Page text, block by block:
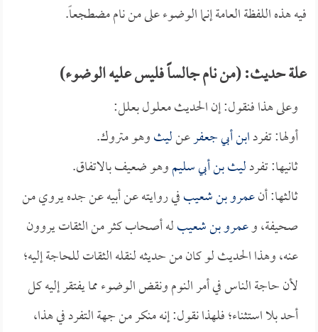
فيه هذه اللفظة العامة إنما الوضوء على من نام مضطجعاً.
علة حديث: (من نام جالساً فليس عليه الوضوء)
وعلى هذا فنقول: إن الحديث معلول بعلل:
أولها: تفردابن أبي جعفرعنليثوهو متروك.
ثانيها: تفردليث بن أبي سليموهو ضعيف بالاتفاق.
ثالثها: أنعمرو بن شعيبفي روايته عن أبيه عن جده يروي من
صحيفة، وعمرو بن شعيبله أصحاب كثر من الثقات يروون
عنه، وهذا الحديث لو كان من حديثه لنقله الثقات للحاجة إليه؛
لأن حاجة الناس في أمر النوم ونقض الوضوء مما يفتقر إليه كل
أحد بلا استثناء؛ فلهذا نقول: إنه منكر من جهة التفرد في هذا،